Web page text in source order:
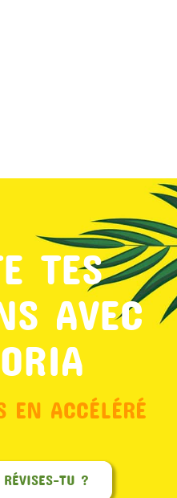
TES
AVEC
EN ACCÉLÉRÉ
TU ?